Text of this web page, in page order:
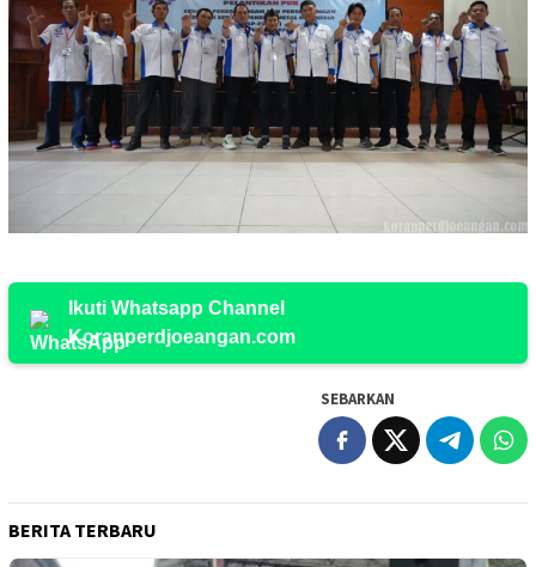
Ikuti Whatsapp Channel
Koranperdjoeangan.com
SEBARKAN
BERITA TERBARU